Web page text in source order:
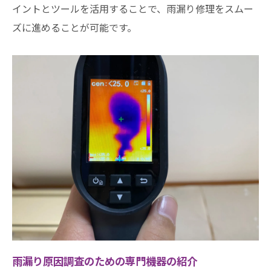
イントとツールを活用することで、雨漏り修理をスムー
ズに進めることが可能です。
雨漏り原因調査のための専門機器の紹介